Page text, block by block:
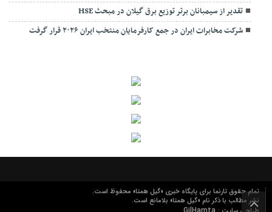
تقدیر از سیمبانان برتر توزیع برق گیلان در مبحث HSE
شرکت مخابرات ایران در جمع کارفرمایان منتخب ایران ۲۰۲۶ قرار گرفت
تمام حقوق تارنما برای پایگاه خبری «گیل همتا» محفوظ است.
نشر مطالب با ذکر نام «گیل همتا» بلامانع است.